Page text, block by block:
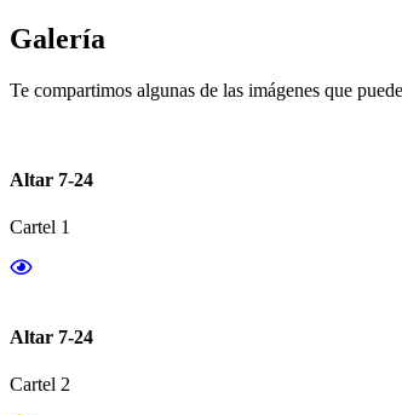
Galería
Te compartimos algunas de las imágenes que
Altar 7-24
Cartel 1
Altar 7-24
Cartel 2